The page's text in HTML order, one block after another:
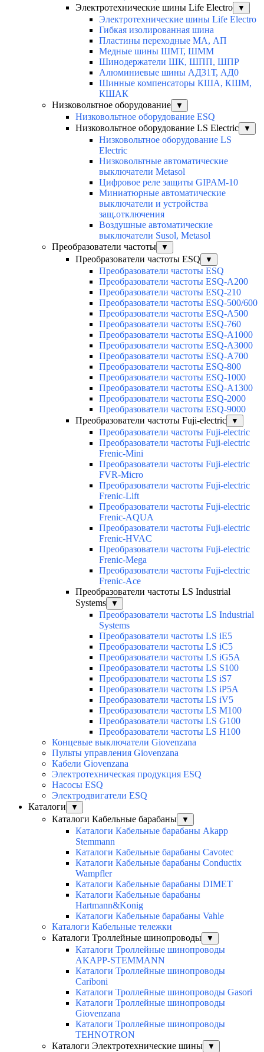
Электротехнические шины Life Electro
▼
Электротехнические шины Life Electro
Гибкая изолированная шина
Пластины переходные МА, АП
Медные шины ШМТ, ШММ
Шинодержатели ШК, ШПП, ШПР
Алюминиевые шины АД31Т, АД0
Шинные компенсаторы КША, КШМ,
КШАК
Низковольтное оборудование
▼
Низковольтное оборудование ESQ
Низковольтное оборудование LS Electric
▼
Низковольтное оборудование LS
Electric
Низковольтные автоматические
выключатели Metasol
Цифровое реле защиты GIPAM-10
Миниатюрные автоматические
выключатели и устройства
защ.отключения
Воздушные автоматические
выключатели Susol, Metasol
Преобразователи частоты
▼
Преобразователи частоты ESQ ▼
Преобразователи частоты ESQ
Преобразователи частоты ESQ-A200
Преобразователи частоты ESQ-210
Преобразователи частоты ESQ-500/600
Преобразователи частоты ESQ-A500
Преобразователи частоты ESQ-760
Преобразователи частоты ESQ-A1000
Преобразователи частоты ESQ-A3000
Преобразователи частоты ESQ-A700
Преобразователи частоты ESQ-800
Преобразователи частоты ESQ-1000
Преобразователи частоты ESQ-A1300
Преобразователи частоты ESQ-2000
Преобразователи частоты ESQ-9000
Преобразователи частоты Fuji-electric
▼
Преобразователи частоты Fuji-electric
Преобразователи частоты Fuji-electric
Frenic-Mini
Преобразователи частоты Fuji-electric
FVR-Micro
Преобразователи частоты Fuji-electric
Frenic-Lift
Преобразователи частоты Fuji-electric
Frenic-AQUA
Преобразователи частоты Fuji-electric
Frenic-HVAC
Преобразователи частоты Fuji-electric
Frenic-Mega
Преобразователи частоты Fuji-electric
Frenic-Ace
Преобразователи частоты LS Industrial
Systems
▼
Преобразователи частоты LS Industrial
Systems
Преобразователи частоты LS iE5
Преобразователи частоты LS iC5
Преобразователи частоты LS iG5A
Преобразователи частоты LS S100
Преобразователи частоты LS iS7
Преобразователи частоты LS iP5A
Преобразователи частоты LS iV5
Преобразователи частоты LS M100
Преобразователи частоты LS G100
Преобразователи частоты LS H100
Концевые выключатели Giovenzana
Пульты управления Giovenzana
Кабели Giovenzana
Электротехническая продукция ESQ
Насосы ESQ
Электродвигатели ESQ
Каталоги
▼
Каталоги Кабельные барабаны ▼
Каталоги Кабельные барабаны Akapp
Stemmann
Каталоги Кабельные барабаны Cavotec
Каталоги Кабельные барабаны Conductix
Wampfler
Каталоги Кабельные барабаны DIMET
Каталоги Кабельные барабаны
Hartmann&Konig
Каталоги Кабельные барабаны Vahle
Каталоги Кабельные тележки
Каталоги Троллейные шинопроводы
▼
Каталоги Троллейные шинопроводы
AKAPP-STEMMANN
Каталоги Троллейные шинопроводы
Cariboni
Каталоги Троллейные шинопроводы Gasori
Каталоги Троллейные шинопроводы
Giovenzana
Каталоги Троллейные шинопроводы
TEHNOTRON
Каталоги Электротехнические шины
▼